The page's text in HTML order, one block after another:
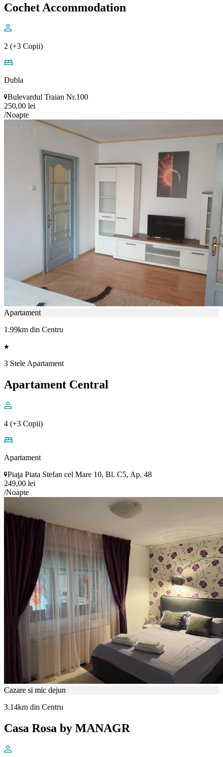
Cochet Accommodation
2 (+3 Copii)
Dubla
Bulevardul Traian Nr.100
250,00 lei
/Noapte
Apartament
1.99km din Centru
3 Stele Apartament
Apartament Central
4 (+3 Copii)
Apartament
Piaţa Piata Stefan cel Mare 10, Bl. C5, Ap. 48
249,00 lei
/Noapte
Cazare si mic dejun
3.14km din Centru
Casa Rosa by MANAGR